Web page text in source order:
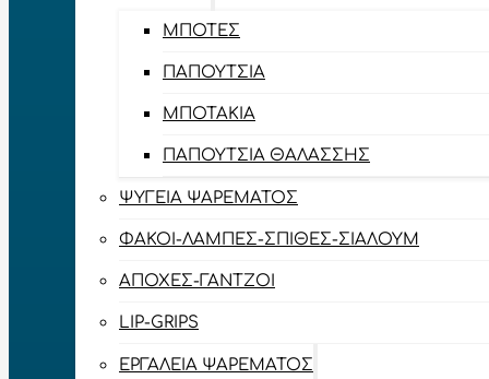
ΜΠΌΤΕΣ
ΠΑΠΟΎΤΣΙΑ
ΜΠΟΤΆΚΙΑ
ΠΑΠΟΎΤΣΙΑ ΘΑΛΆΣΣΗΣ
ΨΥΓΕΊΑ ΨΑΡΈΜΑΤΟΣ
ΦΑΚΟΊ-ΛΆΜΠΕΣ-ΣΠΊΘΕΣ-ΣΊΑΛΟΥΜ
ΑΠΌΧΕΣ-ΓΆΝΤΖΟΙ
LIP-GRIPS
EΡΓΑΛΕΊΑ ΨΑΡΈΜΑΤΟΣ